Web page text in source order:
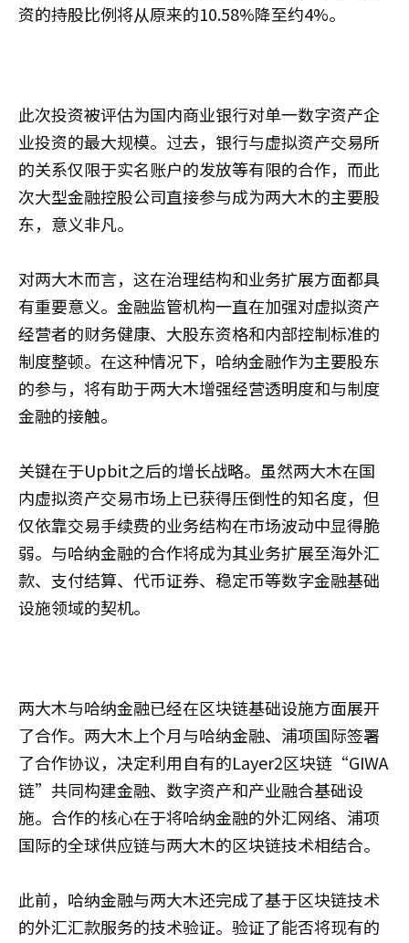
资的持股比例将从原来的10.58%降至约4%。
此次投资被评估为国内商业银行对单一数字资产企
业投资的最大规模。过去，银行与虚拟资产交易所
的关系仅限于实名账户的发放等有限的合作，而此
次大型金融控股公司直接参与成为两大木的主要股
东，意义非凡。
对两大木而言，这在治理结构和业务扩展方面都具
有重要意义。金融监管机构一直在加强对虚拟资产
经营者的财务健康、大股东资格和内部控制标准的
制度整顿。在这种情况下，哈纳金融作为主要股东
的参与，将有助于两大木增强经营透明度和与制度
金融的接触。
关键在于Upbit之后的增长战略。虽然两大木在国
内虚拟资产交易市场上已获得压倒性的知名度，但
仅依靠交易手续费的业务结构在市场波动中显得脆
弱。与哈纳金融的合作将成为其业务扩展至海外汇
款、支付结算、代币证券、稳定币等数字金融基础
设施领域的契机。
两大木与哈纳金融已经在区块链基础设施方面展开
了合作。两大木上个月与哈纳金融、浦项国际签署
了合作协议，决定利用自有的Layer2区块链“GIWA
链”共同构建金融、数字资产和产业融合基础设
施。合作的核心在于将哈纳金融的外汇网络、浦项
国际的全球供应链与两大木的区块链技术相结合。
此前，哈纳金融与两大木还完成了基于区块链技术
的外汇汇款服务的技术验证。验证了能否将现有的